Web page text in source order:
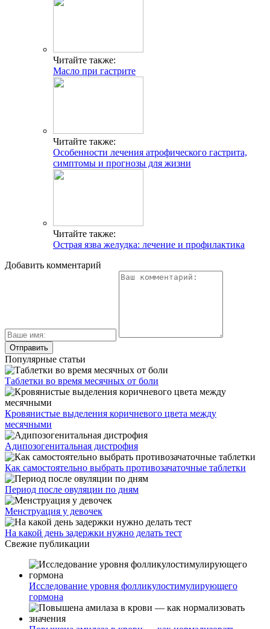
Читайте также:
Масло при гастрите
Читайте также:
Особенности лечения атрофического гастрита,
симптомы и прогнозы для жизни
Читайте также:
Острая язва желудка: лечение и профилактика
Добавить комментарий
Популярные статьи
Таблетки во время месячных от боли
Кровянистые выделения коричневого цвета между
месячными
Адипозогенитальная дистрофия
Как самостоятельно выбрать противозачаточные таблетки
Период после овуляции по дням
Менструация у девочек
На какой день задержки нужно делать тест
Свежие публикации
Исследование уровня фолликулостимулирующего
гормона